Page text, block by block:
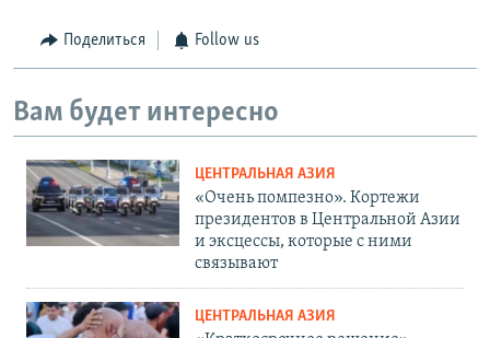
Поделиться Follow us
Вам будет интересно
ЦЕНТРАЛЬНАЯ АЗИЯ
«Очень помпезно». Кортежи
президентов в Центральной Азии
и эксцессы, которые с ними
связывают
ЦЕНТРАЛЬНАЯ АЗИЯ